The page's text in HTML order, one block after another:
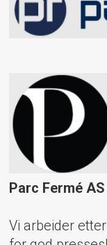
Parc Fermé
Vi arbeider